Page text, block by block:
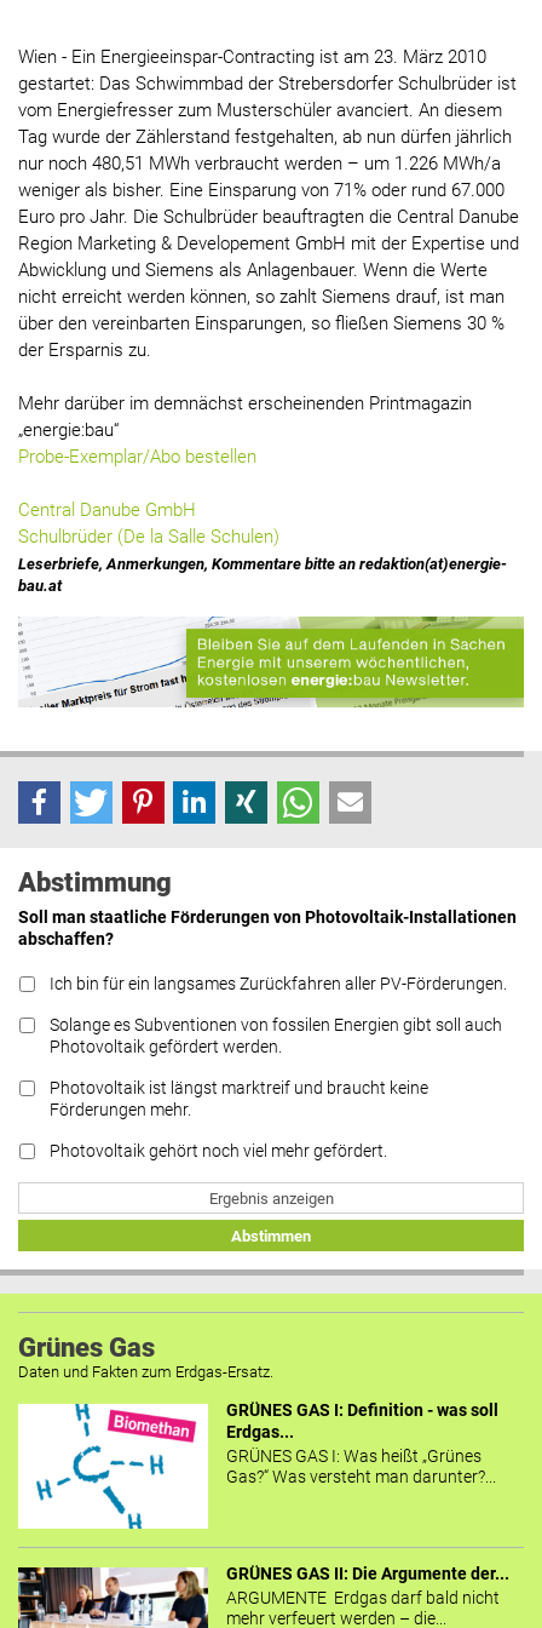
Wien - Ein Energieeinspar-Contracting ist am 23. März 2010
gestartet: Das Schwimmbad der Strebersdorfer Schulbrüder ist
vom Energiefresser zum Musterschüler avanciert. An diesem
Tag wurde der Zählerstand festgehalten, ab nun dürfen jährlich
nur noch 480,51 MWh verbraucht werden – um 1.226 MWh/a
weniger als bisher. Eine Einsparung von 71% oder rund 67.000
Euro pro Jahr. Die Schulbrüder beauftragten die Central Danube
Region Marketing & Developement GmbH mit der Expertise und
Abwicklung und Siemens als Anlagenbauer. Wenn die Werte
nicht erreicht werden können, so zahlt Siemens drauf, ist man
über den vereinbarten Einsparungen, so fließen Siemens 30 %
der Ersparnis zu.
Mehr darüber im demnächst erscheinenden Printmagazin
„energie:bau“
Probe-Exemplar/Abo bestellen
Central Danube GmbH
Schulbrüder (De la Salle Schulen)
Leserbriefe, Anmerkungen, Kommentare bitte an redaktion(at)energie-
bau.at
Abstimmung
Soll man staatliche Förderungen von Photovoltaik-Installationen
abschaffen?
Ich bin für ein langsames Zurückfahren aller PV-Förderungen.
Solange es Subventionen von fossilen Energien gibt soll auch
Photovoltaik gefördert werden.
Photovoltaik ist längst marktreif und braucht keine
Förderungen mehr.
Photovoltaik gehört noch viel mehr gefördert.
Ergebnis anzeigen
Abstimmen
Grünes Gas
Daten und Fakten zum Erdgas-Ersatz.
GRÜNES GAS I: Definition - was soll
Erdgas...
GRÜNES GAS I: Was heißt „Grünes
Gas?“ Was versteht man darunter?...
GRÜNES GAS II: Die Argumente der...
ARGUMENTE Erdgas darf bald nicht
mehr verfeuert werden – die...